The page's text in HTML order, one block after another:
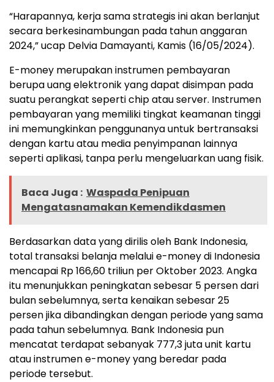
“Harapannya, kerja sama strategis ini akan berlanjut
secara berkesinambungan pada tahun anggaran
2024,” ucap Delvia Damayanti, Kamis (16/05/2024).
E-money merupakan instrumen pembayaran
berupa uang elektronik yang dapat disimpan pada
suatu perangkat seperti chip atau server. Instrumen
pembayaran yang memiliki tingkat keamanan tinggi
ini memungkinkan penggunanya untuk bertransaksi
dengan kartu atau media penyimpanan lainnya
seperti aplikasi, tanpa perlu mengeluarkan uang fisik.
Baca Juga : Waspada Penipuan
Mengatasnamakan Kemendikdasmen
Berdasarkan data yang dirilis oleh Bank Indonesia,
total transaksi belanja melalui e-money di Indonesia
mencapai Rp 166,60 triliun per Oktober 2023. Angka
itu menunjukkan peningkatan sebesar 5 persen dari
bulan sebelumnya, serta kenaikan sebesar 25
persen jika dibandingkan dengan periode yang sama
pada tahun sebelumnya. Bank Indonesia pun
mencatat terdapat sebanyak 777,3 juta unit kartu
atau instrumen e-money yang beredar pada
periode tersebut.